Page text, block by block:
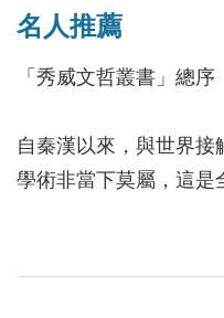
名人推薦
「秀威文哲叢書」總序
自秦漢以來，與世界接
學術非當下莫屬，這是
選擇，也是學術史界
展與變革。就這些從理